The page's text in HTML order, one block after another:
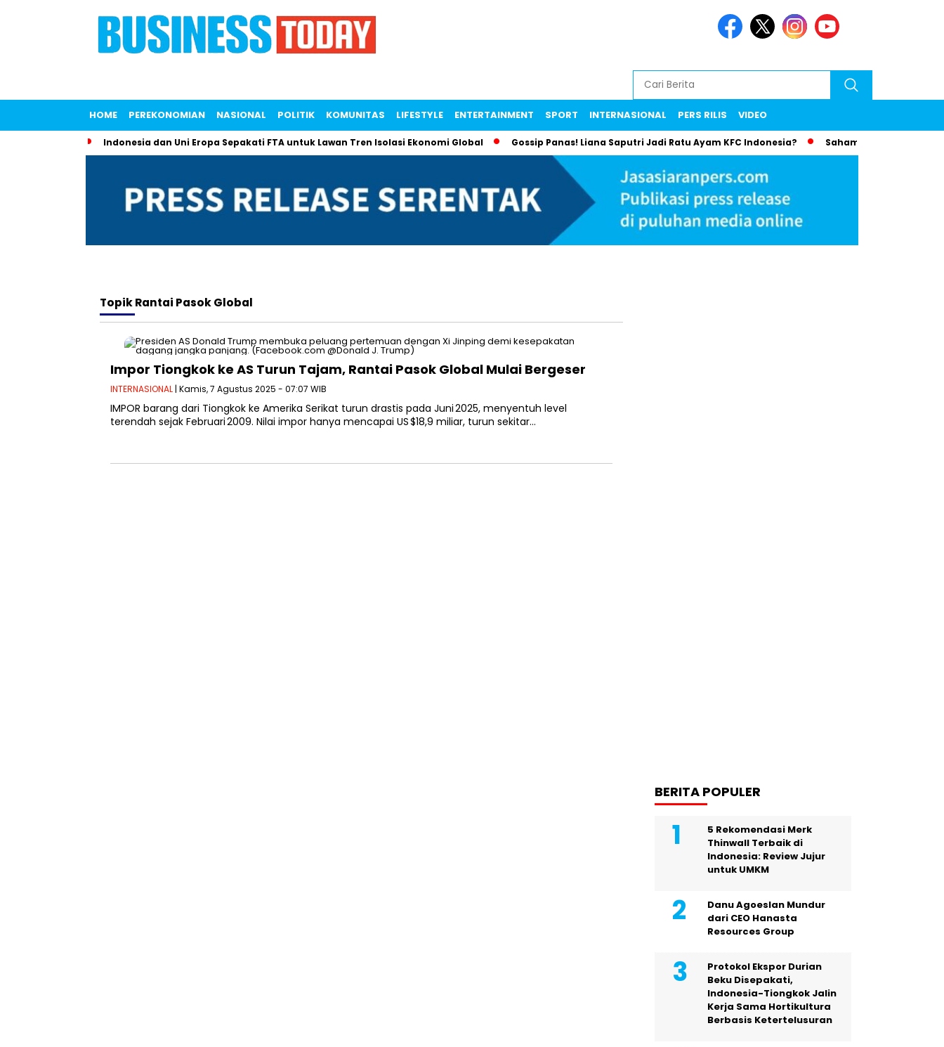
HOME PEREKONOMIAN NASIONAL POLITIK KOMUNITAS LIFESTYLE ENTERTAINMENT SPORT INTERNASIONAL PERS RILIS VIDEO
Indonesia dan Uni Eropa Sepakati FTA untuk Lawan Tren Isolasi Ekonomi Global Gossip Panas! Liana Saputri Jadi Ratu Ayam KFC Indonesia? Saham Bayan
TopikRantai Pasok Global
Impor Tiongkok ke AS Turun Tajam, Rantai Pasok Global Mulai Bergeser
INTERNASIONAL | Kamis, 7 Agustus 2025 - 07:07 WIB
IMPOR barang dari Tiongkok ke Amerika Serikat turun drastis pada Juni 2025, menyentuh level
terendah sejak Februari 2009. Nilai impor hanya mencapai US $18,9 miliar, turun sekitar…
BERITA POPULER
5 Rekomendasi Merk
Thinwall Terbaik di
Indonesia: Review Jujur
untuk UMKM
Danu Agoeslan Mundur
dari CEO Hanasta
Resources Group
Protokol Ekspor Durian
Beku Disepakati,
Indonesia-Tiongkok Jalin
Kerja Sama Hortikultura
Berbasis Ketertelusuran